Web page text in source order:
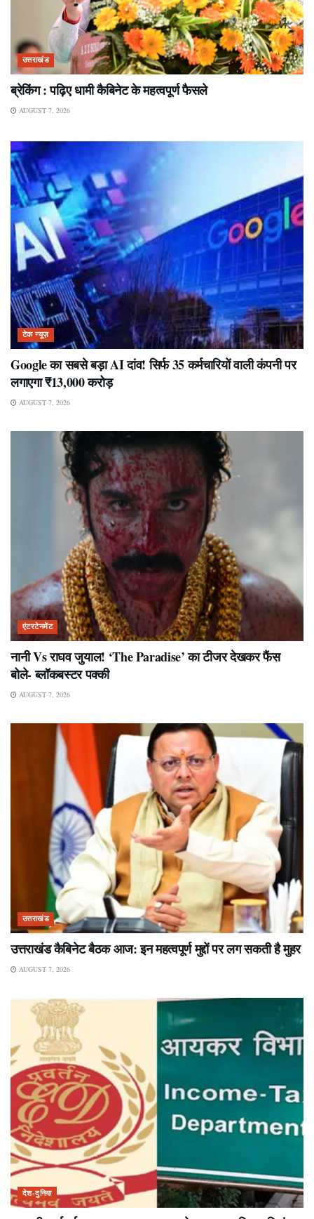
उत्तराखंड
ब्रेकिंग : पढ़िए धामी कैबिनेट के महत्वपूर्ण फैसले
AUGUST 7, 2026
टेक न्यूज़
Google का सबसे बड़ा AI दांव! सिर्फ 35 कर्मचारियों वाली कंपनी पर
लगाएगा ₹13,000 करोड़
AUGUST 7, 2026
एंटरटेनमेंट
नानी Vs राघव जुयाल! ‘The Paradise’ का टीजर देखकर फैंस
बोले- ब्लॉकबस्टर पक्की
AUGUST 7, 2026
उत्तराखंड
उत्तराखंड कैबिनेट बैठक आज: इन महत्वपूर्ण मुद्दों पर लग सकती है मुहर
AUGUST 7, 2026
देश-दुनिया